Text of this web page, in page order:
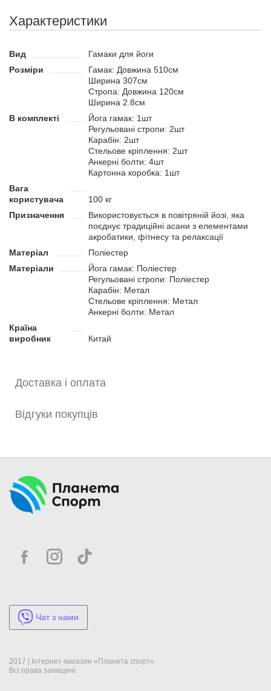
Матеріал гамака – міцний та еластичний поліестер, який має
розтягується з часом і не втрачає форму навіть при регулярних
інтенсивних тренуваннях.
Гамак для йоги SP-Planeta Antigravity Yoga DH6026 – це
універсальний інструмент для занять аеро-йогою, стретчингом
та фітнесом, який відкриває нові грані тренувального процесу.
Він підходить як для професійних студій, так і для домашніх
занять, допомагаючи поглиблювати асани, покращувати
гнучкість та освоювати елементи повітряної йоги.
Переваги:
Представлений в декількох кольорах, що дозволяє
підібрати відтінок під стиль вашої студії або особисті
Компактний та легкий – зручно брати із собою на
тренування та відпочинок.
Матеріал простий у догляді – його можна прати, він
швидко сохне і не потребує складного обслуговування.
Характеристики
Вид
Гамаки для йоги
Розміри
Гамак: Довжина 510см
Ширина 307см
Стропа: Довжина 120см
Ширина 2.8см
В комплекті
Йога гамак: 1шт
Регульовані стропи: 2шт
Карабін: 2шт
Стельове кріплення: 2шт
Анкерні болти: 4шт
Картонна коробка: 1шт
Вага
користувача
100 кг
Призначення
Використовується в повітряній йозі, яка
поєднує традиційні асани з елементами
акробатики, фітнесу та релаксації
Матеріал
Поліестер
Матеріали
Йога гамак: Поліестер
Регульовані стропи: Поліестер
Карабін: Метал
Стельове кріплення: Метал
Анкерні болти: Метал
Країна
виробник
Китай
Доставка і оплата
Відгуки покупців
Чат з нами
2017 | Інтернет-магазин «Планета спорт»
Всі права захищені.